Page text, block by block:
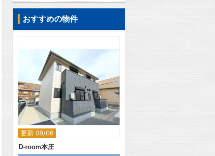
おすすめの物件
更新 08/06
2
D-room本庄